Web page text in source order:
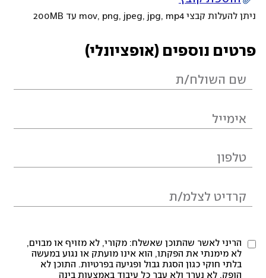
ניתן להעלות קבצי mov, png, jpeg, jpg, mp4 עד 200MB
פרטים נוספים (אופציונלי)
הריני לאשר שהתוכן שאשלח: מקורי, לא מזויף או מבוים,
לא מימנתי את הפקתו, הוא אינו מועתק או נגוע במעשה
בלתי חוקי כגון הסגת גבול ופגיעה בפרטיות. התוכן לא
הופק, לא נערך ולא עבר כל עיבוד באמצעות בינה